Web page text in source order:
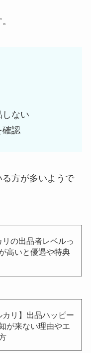
しない
確認
方が多いようで
の出品者レベルっ
高いと優遇や特典
リ】出品ハッピー
が来ない理由やエ